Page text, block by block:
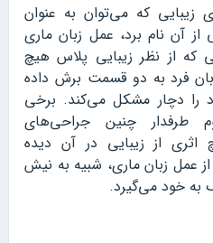
که می‌توان به عنوان
آن نام برد، عمل زبان ماری
که از نظر زیبایی پلاس هیچ
فرد به دو قسمت برش داده
را دچار مشکل می‌کند. برخی
طرفدار چنین جراحی‌های
از زیبایی در آن دیده
عمل زبان ماری، شبیه به نیش
به خود می‌گیرد.